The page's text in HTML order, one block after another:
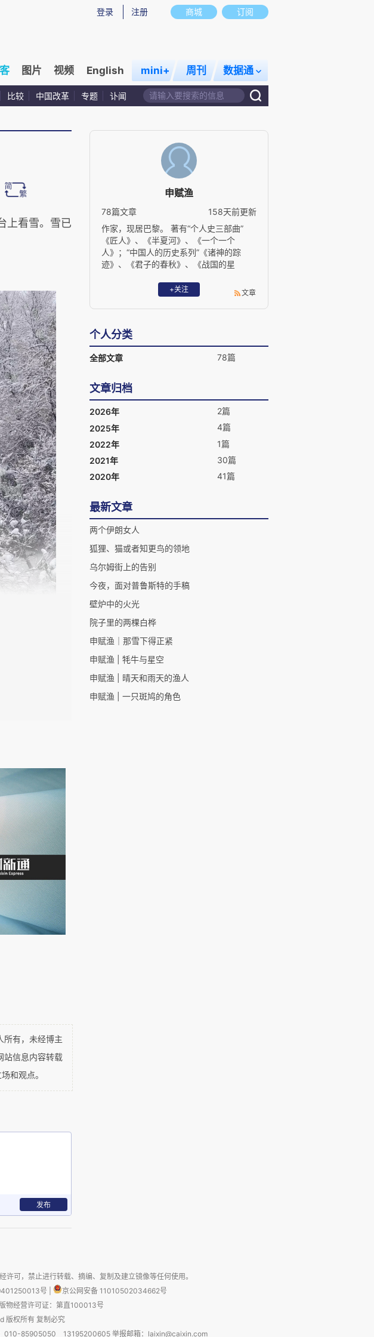
商城 订阅
登录 注册
图片 视频 English mini+ 周刊 数据通
比较 中国改革 专题 讣闻
上看雪。雪已
完之后，放
挂着这个系
觉，又回到
停在那里，
客气和文雅
么是六朝风
当官，蔡邕不
年。后来回北
，东面起第
拿这根竹子做
董卓说要“灭
看，问他的来
地升他的官，
有，未经博主
站信息内容转载
和观点。
发布
申赋渔
78篇文章
158天前更新
作家，现居巴黎。 著有“个人史三部曲”
《匠人》、《半夏河》、《一个一个
人》；“中国人的历史系列”《诸神的踪
迹》、《君子的春秋》、《战国的星
渡》、《光阴：中国人的节气》、《阿尔
萨斯的一年》；戏剧剧本《愿力》、《南
有乔木》、《舞马》等，内容涉及历史、
《匠人》法文版《Le village en
cendres》由著名出版社Albin Michel在全
法推出。
+关注 文章
个人分类
全部文章 78篇
文章归档
2026年
2篇
2025年
4篇
2022年
1篇
2021年
30篇
2020年
41篇
最新文章
两个伊朗女人
狐狸、猫或者知更鸟的领地
乌尔姆街上的告别
今夜，面对普鲁斯特的手稿
壁炉中的火光
院子里的两棵白桦
申赋渔｜那雪下得正紧
申赋渔 | 牦牛与星空
申赋渔 | 晴天和雨天的渔人
申赋渔 | 一只斑鸠的角色
可，禁止进行转载、摘编、复制及建立镜像等任何使用。
号
京公网安备 11010502034662号
物经营许可证：第直100013号
版权所有 复制必究
010-85905050 13195200605 举报邮箱：laixin@caixin.com